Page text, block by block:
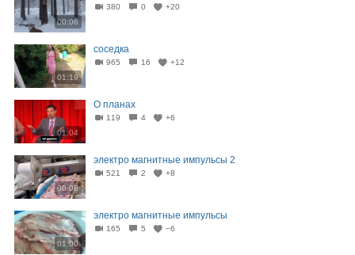
00:06
380 0 +20
01:19
соседка
965 16 +12
01:04
О планах
119 4 +6
00:08
электро магнитные импульсы 2
521 2 +8
01:00
электро магнитные импульсы
165 5 −6